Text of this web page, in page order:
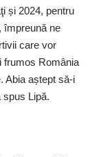
și 2024, pentru
împreună ne
care vor
frumos România
Abia aștept să-i
spus Lipă.